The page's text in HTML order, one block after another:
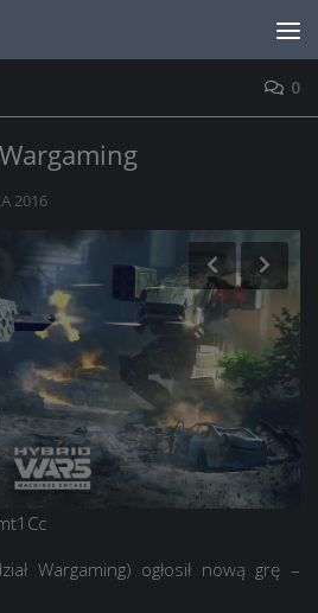
0
2016
Wargaming) ogłosił nową grę –